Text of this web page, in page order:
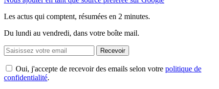
Les actus qui comptent, résumées en 2 minutes.
Du lundi au vendredi, dans votre boîte mail.
Recevoir
Oui, j'accepte de recevoir des emails selon votre politique de
confidentialité.